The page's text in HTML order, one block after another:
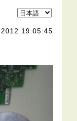
19:05:45